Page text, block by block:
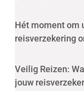
Hét moment om
reisverzekering
Veilig Reizen:
jouw